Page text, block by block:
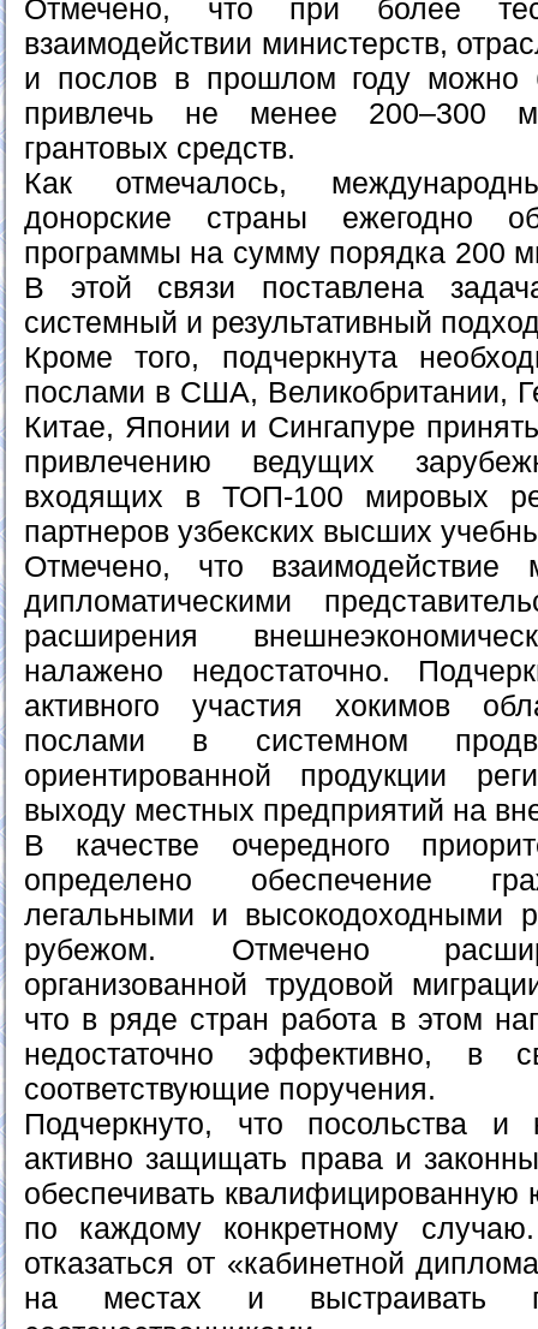
Отмечено, что при более
взаимодействии министерств,
и послов в прошлом году можно
привлечь не менее 200–300
грантовых средств.
Как отмечалось,
донорские страны ежегодно
программы на сумму порядка 200
В этой связи поставлена
системный и результативный
Кроме того, подчеркнута
послами в США, Великобритании,
Китае, Японии и Сингапуре
привлечению ведущих
входящих в ТОП-100 мировых
партнеров узбекских высших
Отмечено, что
дипломатическими
расширения
налажено недостаточно.
активного участия хокимов
послами в системном
ориентированной продукции
выходу местных предприятий на
В качестве очередного
определено обеспечение
легальными и высокодоходными
рубежом. Отмечено
организованной трудовой
что в ряде стран работа в этом
недостаточно эффективно,
соответствующие поручения.
Подчеркнуто, что посольства и
активно защищать права и
обеспечивать
по каждому конкретному
отказаться от «кабинетной
на местах и выстраивать